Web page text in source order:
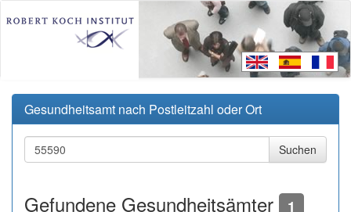
Gesundheitsamt nach Postleitzahl oder Ort
Gefundene Gesundheitsämter 1